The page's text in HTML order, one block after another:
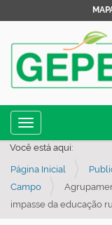
Toggle navigation
Você está aqui:
Página Inicial
Campo
impasse da educação